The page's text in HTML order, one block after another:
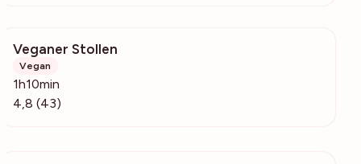
Veganer Stollen
Vegan
1h10min
4,8 (43)